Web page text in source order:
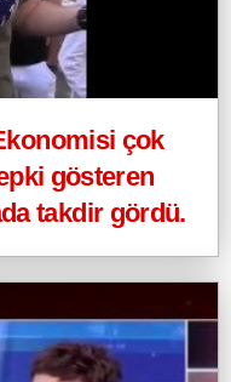
çok
gösteren
takdir gördü.